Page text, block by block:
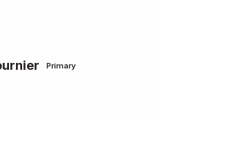
Primary